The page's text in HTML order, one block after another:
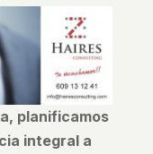
planificamos
integral a